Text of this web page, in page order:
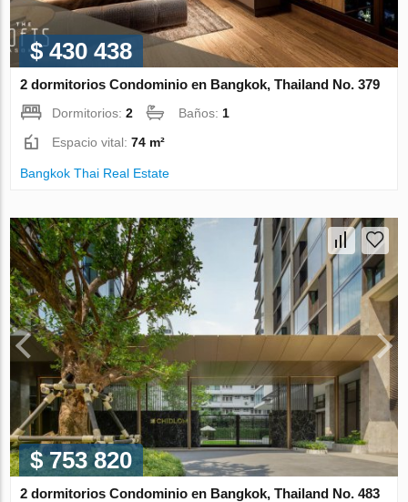
$ 430 438
2 dormitorios Condominio en Bangkok, Thailand No. 379
Dormitorios:2 Baños: 1
Espacio vital:74 m²
Bangkok Thai Real Estate
$ 753 820
2 dormitorios Condominio en Bangkok, Thailand No. 483